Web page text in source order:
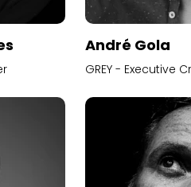
André Gola
GREY - Executive